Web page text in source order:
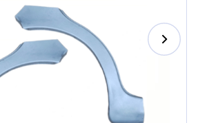
Lietuvių
Hrvatski